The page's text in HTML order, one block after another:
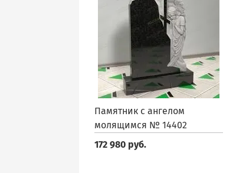
Памятник с ангелом
молящимся № 14402
172 980 руб.